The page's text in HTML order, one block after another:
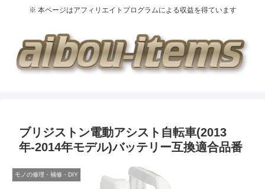
※ 本ページはアフィリエイトプログラムによる収益を得ています
ブリジストン電動アシスト自転車(2013
年-2014年モデル)バッテリー互換適合品番
モノの修理・補修・DIY